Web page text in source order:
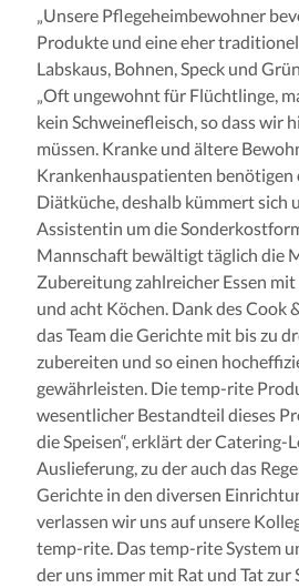
„Unsere Pflegeheimbewohner
Produkte und eine eher
Labskaus, Bohnen, Speck und
„Oft ungewohnt für Flüchtlinge,
kein Schweinefleisch, so dass wir
müssen. Kranke und ältere
Krankenhauspatienten benötigen
Diätküche, deshalb kümmert sich
Assistentin um die
Mannschaft bewältigt täglich die
Zubereitung zahlreicher Essen
und acht Köchen. Dank des Cook
das Team die Gerichte mit bis zu
zubereiten und so einen
gewährleisten. Die temp-rite
wesentlicher Bestandteil dieses
die Speisen“, erklärt der Catering-
Auslieferung, zu der auch das
Gerichte in den diversen
verlassen wir uns auf unsere
temp-rite. Das temp-rite System
der uns immer mit Rat und Tat zur